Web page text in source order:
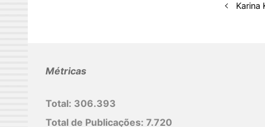
Karina
Métricas
Total: 306.393
Total de Publicações: 7.720